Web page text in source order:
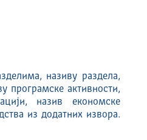
називу раздела,
програмске активности,
назив економске
из додатних извора.